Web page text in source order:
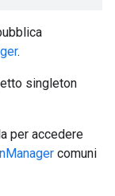
.
singleton
per accedere
comuni